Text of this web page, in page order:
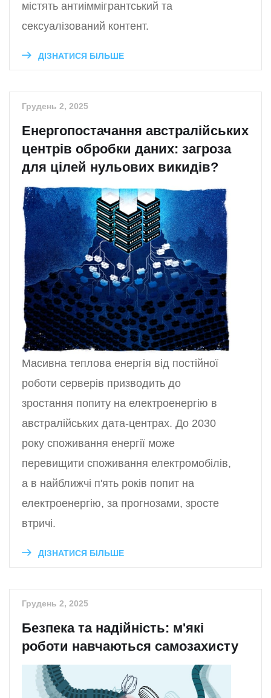
містять антиіммігрантський та
сексуалізований контент.
ДІЗНАТИСЯ БІЛЬШЕ
Грудень 2, 2025
Енергопостачання австралійських
центрів обробки даних: загроза
для цілей нульових викидів?
Масивна теплова енергія від постійної
роботи серверів призводить до
зростання попиту на електроенергію в
австралійських дата-центрах. До 2030
року споживання енергії може
перевищити споживання електромобілів,
а в найближчі п'ять років попит на
електроенергію, за прогнозами, зросте
втричі.
ДІЗНАТИСЯ БІЛЬШЕ
Грудень 2, 2025
Безпека та надійність: м'які
роботи навчаються самозахисту